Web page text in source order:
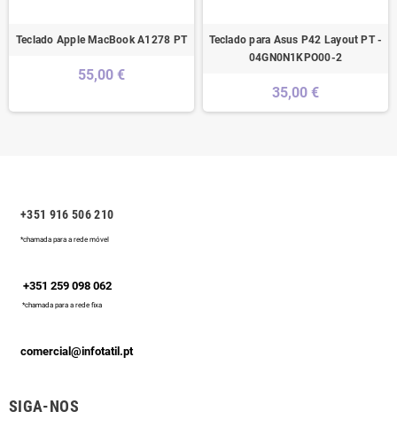
Teclado Apple MacBook A1278 PT
55,00 €
Teclado para Asus P42 Layout PT -
04GN0N1KPO00-2
35,00 €
+351 916 506 210
*chamada para a rede móvel
+351 259 098 062
*chamada para a rede fixa
comercial@infotatil.pt
SIGA-NOS